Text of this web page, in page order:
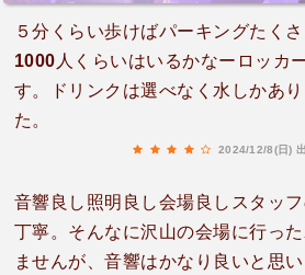
５分くらい歩けばパーキングたくさ
1000人くらいはいるかなーロッカ
す。ドリンクは選べなく水しかあ
た。
2024/12/8(日)
音響良し照明良し会場良しスタッ
丁寧。そんなに沢山の会場に行っ
ませんが、音響はかなり良いと思